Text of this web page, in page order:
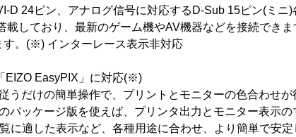
D 24ピン、アナログ信号に対応するD-Sub 15ピン(ミニ)
しており、最新のゲーム機やAV機器などを接続できま
す。(※) インターレース表示非対応
EIZO EasyPIX」に対応(※)
うだけの簡単操作で、プリントとモニターの色合わせ
パッケージ版を使えば、プリンタ出力とモニター表示の
に適した表示など、各種用途に合わせ、より簡単で安